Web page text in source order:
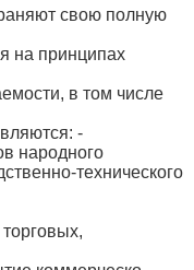
свою полную
на принципах
в том числе
-
народного
технического